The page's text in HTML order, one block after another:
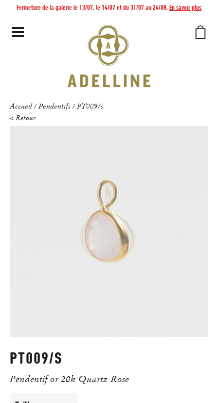
Fermeture de la galerie le 13/07, le 14/07 et du 31/07 au 24/08. En savoir plus
Accueil/Pendentifs /PT009/s
< Retour
PT009/S
Pendentif or 20k Quartz Rose